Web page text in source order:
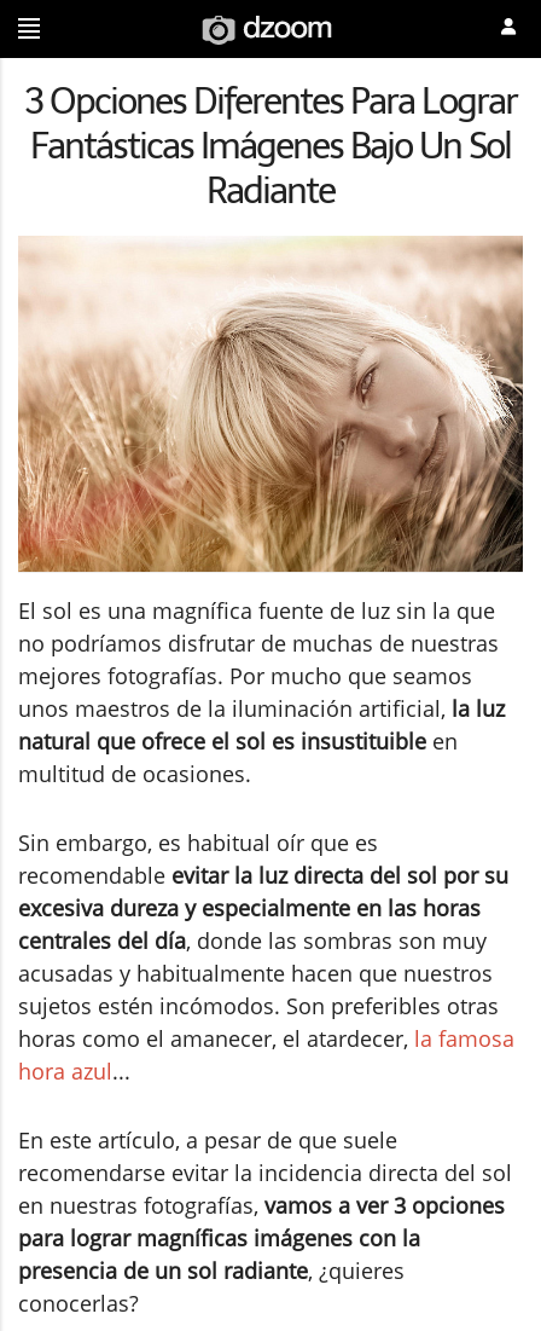
3 Opciones Diferentes Para Lograr
Fantásticas Imágenes Bajo Un Sol
Radiante
El sol es una magnífica fuente de luz sin la que
no podríamos disfrutar de muchas de nuestras
mejores fotografías. Por mucho que seamos
unos maestros de la iluminación artificial, la luz
natural que ofrece el sol es insustituible en
multitud de ocasiones.
Sin embargo, es habitual oír que es
recomendable evitar la luz directa del sol por su
excesiva dureza y especialmente en las horas
centrales del día, donde las sombras son muy
acusadas y habitualmente hacen que nuestros
sujetos estén incómodos. Son preferibles otras
horas como el amanecer, el atardecer, la famosa
hora azul...
En este artículo, a pesar de que suele
recomendarse evitar la incidencia directa del sol
en nuestras fotografías, vamos a ver 3 opciones
para lograr magníficas imágenes con la
presencia de un sol radiante, ¿quieres
conocerlas?